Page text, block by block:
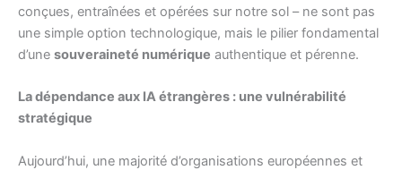
conçues, entraînées et opérées sur notre sol – ne sont pas
une simple option technologique, mais le pilier fondamental
d’une souveraineté numérique authentique et pérenne.
La dépendance aux IA étrangères : une vulnérabilité
stratégique
Aujourd’hui, une majorité d’organisations européennes et